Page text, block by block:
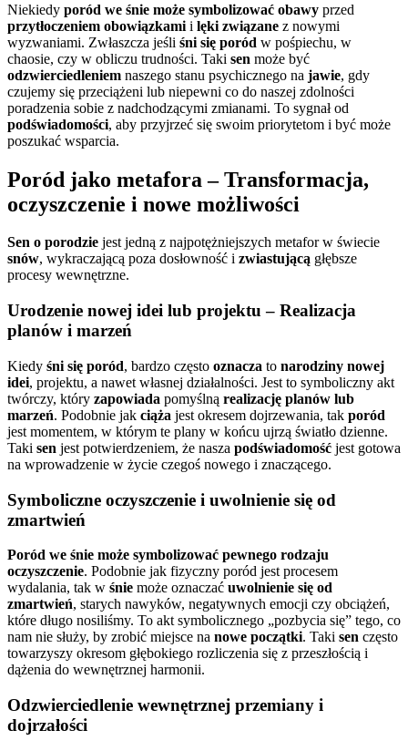
Niekiedy poród we śnie może symbolizować obawy przed
przytłoczeniem obowiązkami i lęki związane z nowymi
wyzwaniami. Zwłaszcza jeśli śni się poród w pośpiechu, w
chaosie, czy w obliczu trudności. Taki sen może być
odzwierciedleniem naszego stanu psychicznego na jawie, gdy
czujemy się przeciążeni lub niepewni co do naszej zdolności
poradzenia sobie z nadchodzącymi zmianami. To sygnał od
podświadomości, aby przyjrzeć się swoim priorytetom i być może
poszukać wsparcia.
Poród jako metafora – Transformacja,
oczyszczenie i nowe możliwości
Sen o porodzie jest jedną z najpotężniejszych metafor w świecie
snów, wykraczającą poza dosłowność i zwiastującą głębsze
procesy wewnętrzne.
Urodzenie nowej idei lub projektu – Realizacja
planów i marzeń
Kiedy śni się poród, bardzo często oznacza to narodziny nowej
idei, projektu, a nawet własnej działalności. Jest to symboliczny akt
twórczy, który zapowiada pomyślną realizację planów lub
marzeń. Podobnie jak ciąża jest okresem dojrzewania, tak poród
jest momentem, w którym te plany w końcu ujrzą światło dzienne.
Taki sen jest potwierdzeniem, że nasza podświadomość jest gotowa
na wprowadzenie w życie czegoś nowego i znaczącego.
Symboliczne oczyszczenie i uwolnienie się od
zmartwień
Poród we śnie może symbolizować pewnego rodzaju
oczyszczenie. Podobnie jak fizyczny poród jest procesem
wydalania, tak w śnie może oznaczać uwolnienie się od
zmartwień, starych nawyków, negatywnych emocji czy obciążeń,
które długo nosiliśmy. To akt symbolicznego „pozbycia się” tego, co
nam nie służy, by zrobić miejsce na nowe początki. Taki sen często
towarzyszy okresom głębokiego rozliczenia się z przeszłością i
dążenia do wewnętrznej harmonii.
Odzwierciedlenie wewnętrznej przemiany i
dojrzałości